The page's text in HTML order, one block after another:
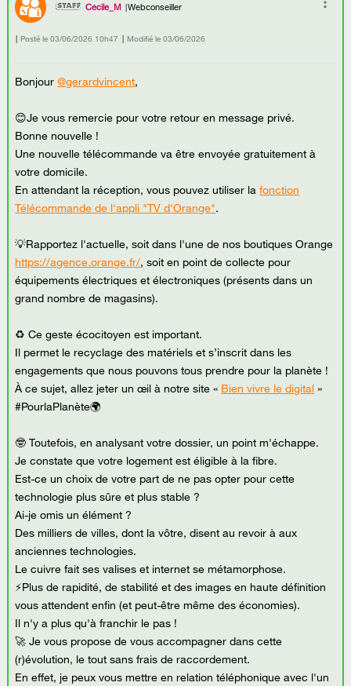
Cecile_M Webconseiller
Posté le ‎03/06/2026 10h47 Modifié le 03/06/2026
Bonjour@gerardvincent,
😊Je vous remercie pour votre retour en message privé.
Bonne nouvelle !
Une nouvelle télécommande va être envoyée gratuitement à
votre domicile.
En attendant la réception, vous pouvez utiliser lafonction
Télécommande de l'appli "TV d'Orange".
💡Rapportez l'actuelle, soit dans l'une de nos boutiques Orange
https://agence.orange.fr/, soit en point de collecte pour
équipements électriques et électroniques (présents dans un
grand nombre de magasins).
♻ Ce geste écocitoyen est important.
Il permet le recyclage des matériels et s’inscrit dans les
engagements que nous pouvons tous prendre pour la planète !
À ce sujet, allez jeter un œil à notre site « Bien vivre le digital »
#PourlaPlanète🌍
🤓 Toutefois, en analysant votre dossier, un point m'échappe.
Je constate que votre logement est éligible à la fibre.
Est-ce un choix de votre part de ne pas opter pour cette
technologie plus sûre et plus stable ?
Ai-je omis un élément ?
Des milliers de villes, dont la vôtre, disent au revoir à aux
anciennes technologies.
Le cuivre fait ses valises et internet se métamorphose.
⚡Plus de rapidité, de stabilité et des images en haute définition
vous attendent enfin (et peut-être même des économies).
Il n'y a plus qu'à franchir le pas !
🚀 Je vous propose de vous accompagner dans cette
(r)évolution, le tout sans frais de raccordement.
En effet, je peux vous mettre en relation téléphonique avec l'un